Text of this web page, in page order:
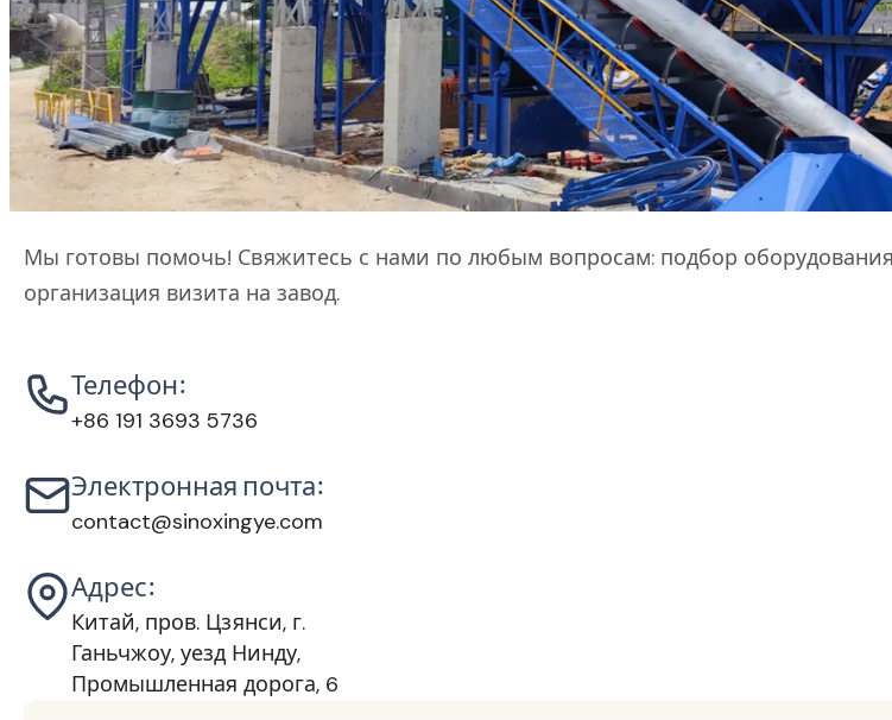
СВЯЗАТЬСЯ С НАМИ
Напишите нам
Мы готовы помочь! Свяжитесь с нами по любым вопросам: подбор
организация визита на завод.
Телефон:
+86 191 3693 5736
Электронная почта:
contact@sinoxingye.com
Адрес:
Китай, пров. Цзянси, г.
Ганьчжоу, уезд Нинду,
Промышленная дорога, 6